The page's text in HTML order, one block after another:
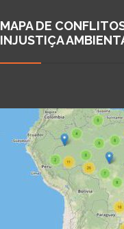
MAPA DE
INJUSTIÇA